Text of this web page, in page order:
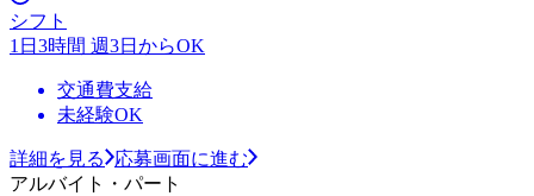
シフト
1日3時間 週3日からOK
交通費支給
未経験OK
詳細を見る
応募画面に進む
アルバイト・パート